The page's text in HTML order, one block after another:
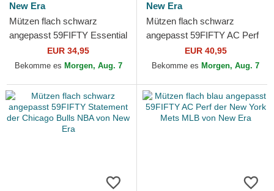
New Era
Mützen flach schwarz
angepasst 59FIFTY Essential
von New EraEUR 34,95
Bekomme es Morgen, Aug. 7
New Era
Mützen flach schwarz
angepasst 59FIFTY AC Perf
der Pittsburgh Pirates MLB
von New Era
EUR 40,95
Bekomme es Morgen, Aug. 7